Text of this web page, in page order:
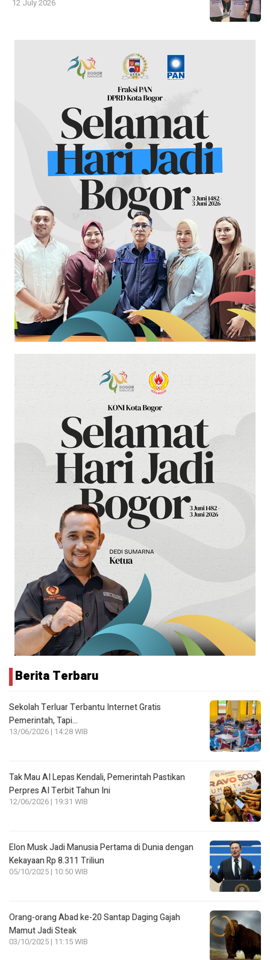
12 July 2026
Berita Terbaru
Sekolah Terluar Terbantu Internet Gratis
Pemerintah, Tapi…
13/06/2026 | 14:28 WIB
Tak Mau AI Lepas Kendali, Pemerintah Pastikan
Perpres AI Terbit Tahun Ini
12/06/2026 | 19:31 WIB
Elon Musk Jadi Manusia Pertama di Dunia dengan
Kekayaan Rp 8.311 Triliun
05/10/2025 | 10:50 WIB
Orang-orang Abad ke-20 Santap Daging Gajah
Mamut Jadi Steak
03/10/2025 | 11:15 WIB